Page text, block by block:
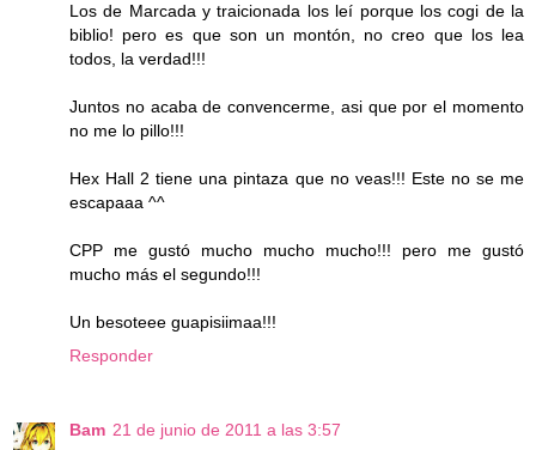
Los de Marcada y traicionada los leí porque los cogi de la
biblio! pero es que son un montón, no creo que los lea
todos, la verdad!!!
Juntos no acaba de convencerme, asi que por el momento
no me lo pillo!!!
Hex Hall 2 tiene una pintaza que no veas!!! Este no se me
escapaaa ^^
CPP me gustó mucho mucho mucho!!! pero me gustó
mucho más el segundo!!!
Un besoteee guapisiimaa!!!
Responder
Bam 21 de junio de 2011 a las 3:57